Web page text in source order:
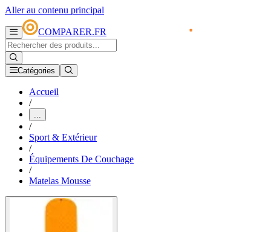
Aller au contenu principal
COMPARER.FR
Catégories
Accueil
/
...
/
Sport & Extérieur
/
Équipements De Couchage
/
Matelas Mousse